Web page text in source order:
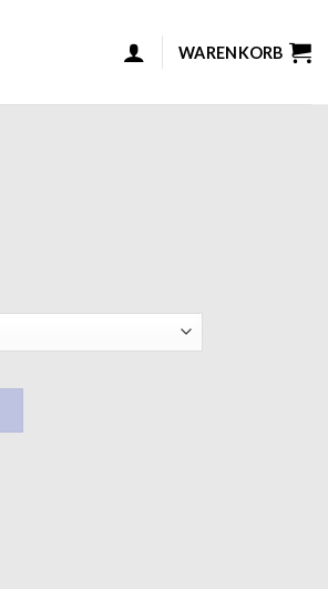
WARENKORB